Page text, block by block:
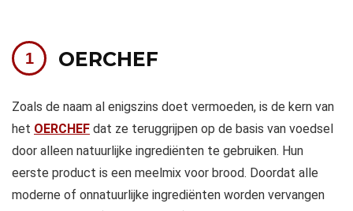
OERCHEF
Zoals de naam al enigszins doet vermoeden, is de kern van
het OERCHEF dat ze teruggrijpen op de basis van voedsel
door alleen natuurlijke ingrediënten te gebruiken. Hun
eerste product is een meelmix voor brood. Doordat alle
moderne of onnatuurlijke ingrediënten worden vervangen